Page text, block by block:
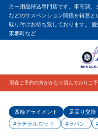
カー用品持込専門店です。車高調
などのサスペンション関係を得意
取り付けお待ち致しております。
東郷町など
現在ご予約の方がかなり混んでおりご
四輪アライメント
足回り交換
#ラテラルロッド
#ラパン